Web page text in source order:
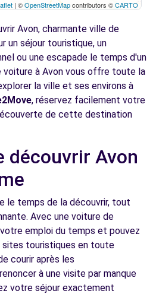
| ©OpenStreetMapcontributors ©CARTO
Avon, charmante ville de
un séjour touristique, un
ou une escapade le temps d'un
voiture à Avon vous offre toute la
la ville et ses environs à
, réservez facilement votre
de cette destination
découvrir Avon
le temps de la découvrir, tout
Avec une voiture de
emploi du temps et pouvez
sites touristiques en toute
courir après les
à une visite par manque
votre séjour exactement